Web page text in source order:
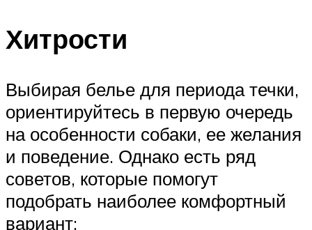
Хитрости
Выбирая белье для периода течки,
ориентируйтесь в первую очередь
на особенности собаки, ее желания
и поведение. Однако есть ряд
советов, которые помогут
подобрать наиболее комфортный
вариант: